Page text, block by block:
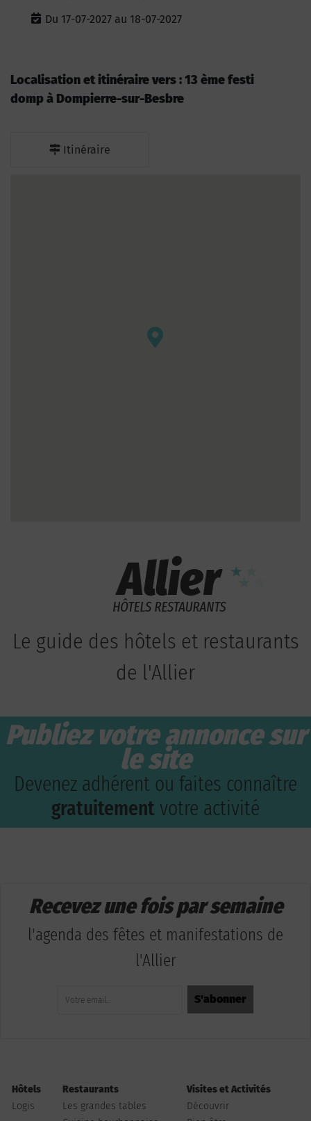
Du 17-07-2027 au 18-07-2027
Localisation et itinéraire vers : 13 ème festi
domp à Dompierre-sur-Besbre
Itinéraire
Le guide des hôtels et restaurants
de l'Allier
Publiez votre annonce sur
le site
Devenez adhérent ou faites connaître
gratuitement votre activité
Recevez une fois par semaine
l'agenda des fêtes et manifestations de
l'Allier
Hôtels
Logis
Restaurants
Les grandes tables
Visites et Activités
Découvrir